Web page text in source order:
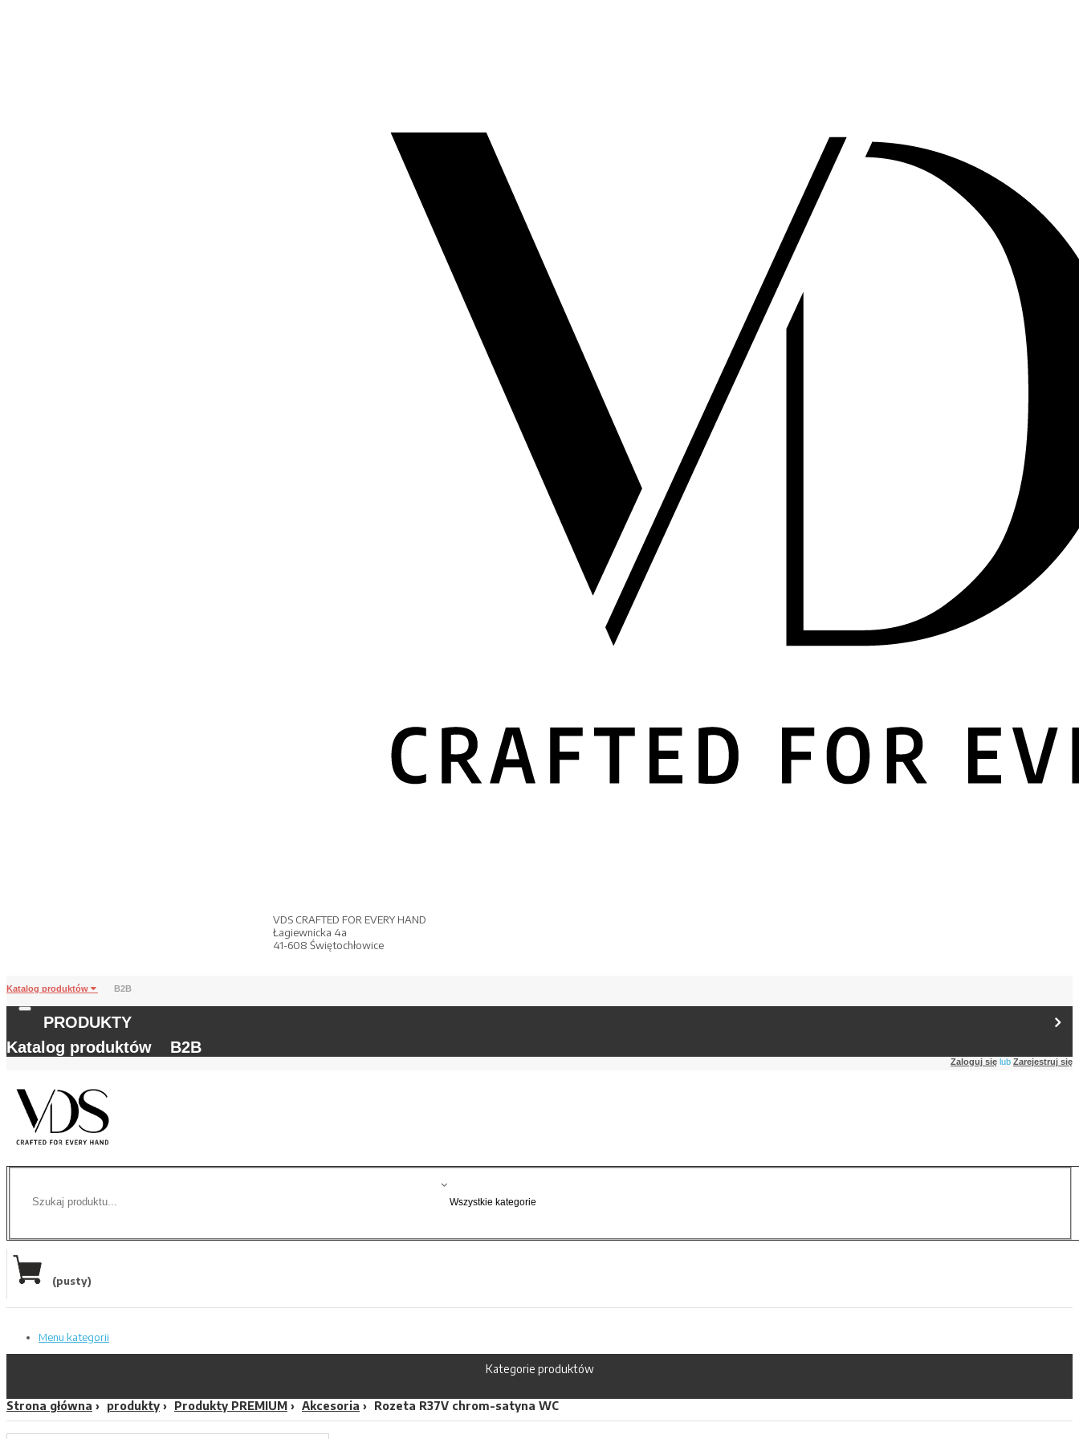
VDS CRAFTED FOR EVERY HAND
Łagiewnicka 4a
41-608 Świętochłowice
Katalog produktów B2B
PRODUKTY
Katalog produktów
B2B
Zaloguj się lub Zarejestruj się
(pusty)
Menu kategorii
Kategorie produktów
Strona główna produkty Produkty PREMIUM Akcesoria Rozeta R37V chrom-satyna WC